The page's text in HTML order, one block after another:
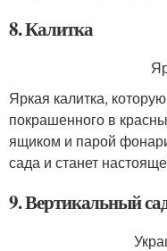
8. Калитка
Яркая калитка,
покрашенного в
ящиком и парой
сада и станет
9. Вертикальный